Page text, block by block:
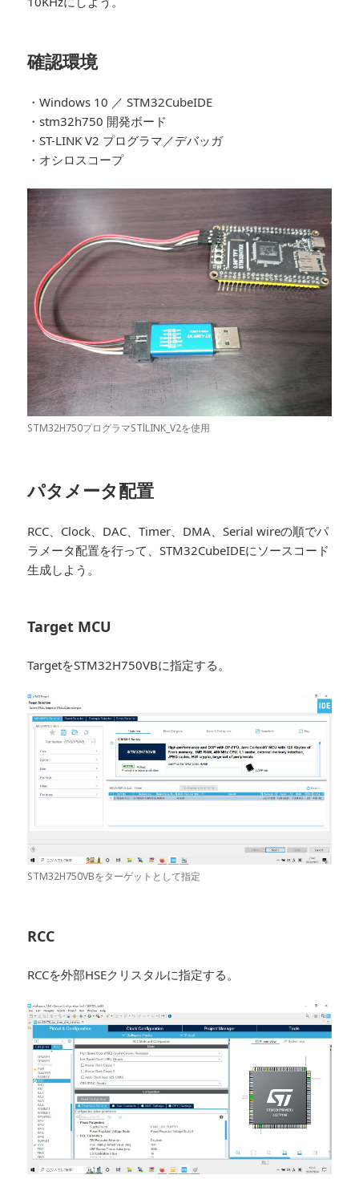
確認環境
・Windows 10 ／ STM32CubeIDE
・stm32h750 開発ボード
・ST-LINK V2 プログラマ／デバッガ
・オシロスコープ
STM32H750プログラマSTlLINK_V2を使用
パタメータ配置
RCC、Clock、DAC、Timer、DMA、Serial wireの順でパ
ラメータ配置を行って、STM32CubeIDEにソースコード
生成しよう。
Target MCU
TargetをSTM32H750VBに指定する。
STM32H750VBをターゲットとして指定
RCC
RCCを外部HSEクリスタルに指定する。